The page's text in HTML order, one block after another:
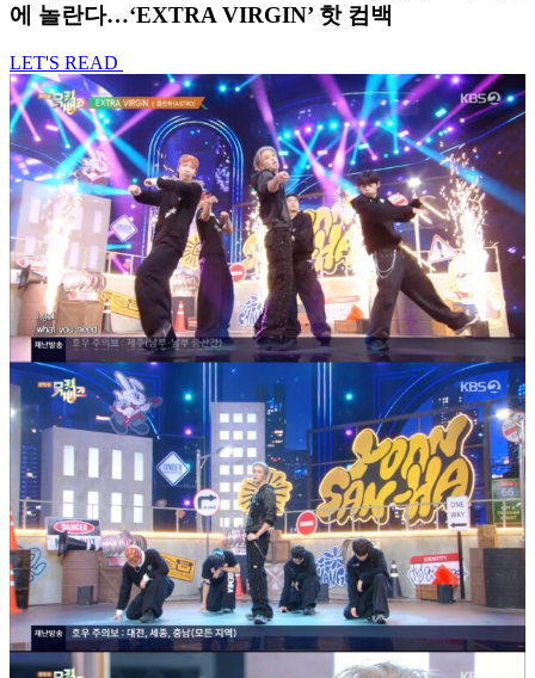
에 놀란다…‘EXTRA VIRGIN’ 핫 컴백
LET'S READ